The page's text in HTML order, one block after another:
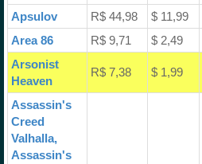
Apsulov R$ 44,98 $ 11,99
Area 86 R$ 9,71 $ 2,49
Arsonist
Heaven
R$ 7,38 $ 1,99
Assassin's
Creed
Valhalla,
Assassin's